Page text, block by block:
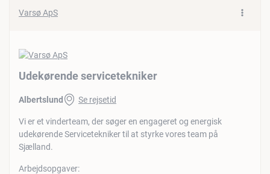
Varsø ApS
Udekørende servicetekniker
Albertslund Se rejsetid
Vi er et vinderteam, der søger en engageret og energisk
udekørende Servicetekniker til at styrke vores team på
Sjælland.
Arbejdsopgaver: